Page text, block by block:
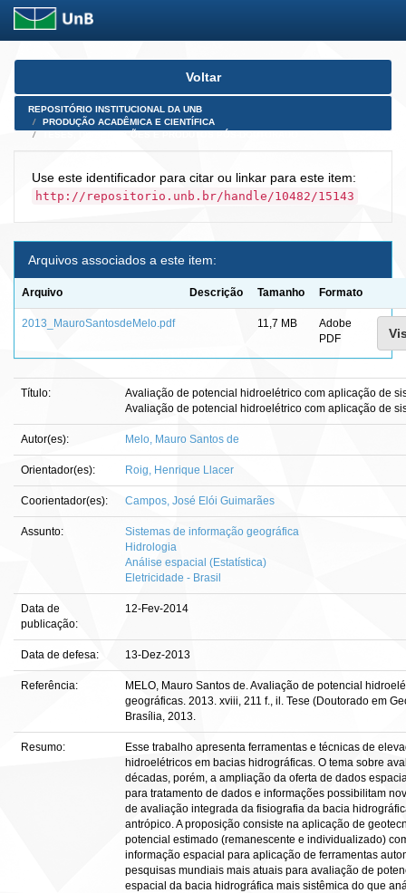
Skip
Voltar
REPOSITÓRIO INSTITUCIONAL DA UNB
PRODUÇÃO ACADÊMICA E CIENTÍFICA
Use este identificador para citar ou linkar para este item:
http://repositorio.unb.br/handle/10482/15143
Arquivos associados a este item:
Arquivo Descrição Tamanho Formato
2013_MauroSantosdeMelo.pdf 11,7 MB
Adobe
PDF
Título:
Avaliação de potencial hidroelétrico com aplicação de
Avaliação de potencial hidroelétrico com aplicação de
Autor(es): Melo, Mauro Santos de
Orientador(es): Roig, Henrique Llacer
Coorientador(es): Campos, José Elói Guimarães
Assunto:
Sistemas de informação geográfica
Hidrologia
Análise espacial (Estatística)
Eletricidade - Brasil
Data de
publicação:
12-Fev-2014
Data de defesa: 13-Dez-2013
Referência:
MELO, Mauro Santos de. Avaliação de potencial
geográficas. 2013. xviii, 211 f., il. Tese (Doutorado em
Brasília, 2013.
Resumo:
Esse trabalho apresenta ferramentas e técnicas de
hidroelétricos em bacias hidrográficas. O tema sobre
décadas, porém, a ampliação da oferta de dados
para tratamento de dados e informações possibilitam
de avaliação integrada da fisiografia da bacia
antrópico. A proposição consiste na aplicação de
potencial estimado (remanescente e individualizado)
informação espacial para aplicação de ferramentas
pesquisas mundiais mais atuais para avaliação de
espacial da bacia hidrográfica mais sistêmica do que